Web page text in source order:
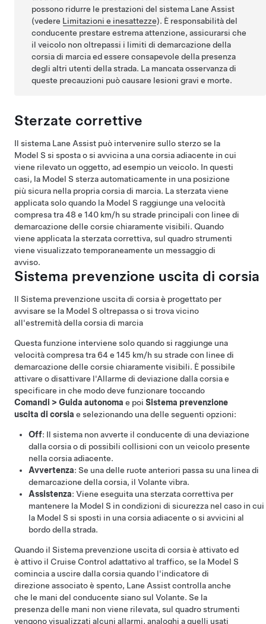
possono ridurre le prestazioni del sistema Lane Assist
(vedere Limitazioni e inesattezze). È responsabilità del
conducente prestare estrema attenzione, assicurarsi che
il veicolo non oltrepassi i limiti di demarcazione della
corsia di marcia ed essere consapevole della presenza
degli altri utenti della strada. La mancata osservanza di
queste precauzioni può causare lesioni gravi e morte.
Sterzate correttive
Il sistema Lane Assist può intervenire sullo sterzo se la
Model S si sposta o si avvicina a una corsia adiacente in cui
viene rilevato un oggetto, ad esempio un veicolo. In questi
casi, la Model S sterza automaticamente in una posizione
più sicura nella propria corsia di marcia. La sterzata viene
applicata solo quando la Model S raggiunge una velocità
compresa tra48 e 140 km/h su strade principali con linee di
demarcazione delle corsie chiaramente visibili. Quando
viene applicata la sterzata correttiva, sul quadro strumenti
viene visualizzato temporaneamente un messaggio di
avviso.
Sistema prevenzione uscita di corsia
Il Sistema prevenzione uscita di corsia è progettato per
avvisare se la Model S oltrepassa o si trova vicino
all'estremità della corsia di marcia
Questa funzione interviene solo quando si raggiunge una
velocità compresa tra 64 e 145 km/h su strade con linee di
demarcazione delle corsie chiaramente visibili. È possibile
attivare o disattivare l'Allarme di deviazione dalla corsia e
specificare in che modo deve funzionare toccando
Comandi > Guida autonoma e poi Sistema prevenzione
uscita di corsia e selezionando una delle seguenti opzioni:
Off: Il sistema non avverte il conducente di una deviazione
dalla corsia o di possibili collisioni con un veicolo presente
nella corsia adiacente.
Avvertenza: Se una delle ruote anteriori passa su una linea di
demarcazione della corsia, il Volante vibra.
Assistenza: Viene eseguita una sterzata correttiva per
mantenere la Model S in condizioni di sicurezza nel caso in cui
la Model S si sposti in una corsia adiacente o si avvicini al
bordo della strada.
Quando il Sistema prevenzione uscita di corsia è attivato ed
è attivo il Cruise Control adattativo al traffico, se la Model S
comincia a uscire dalla corsia quando l'indicatore di
direzione associato è spento, Lane Assist controlla anche
che le mani del conducente siano sul Volante. Se la
presenza delle mani non viene rilevata, sul quadro strumenti
vengono visualizzati alcuni allarmi, analoghi a quelli usati